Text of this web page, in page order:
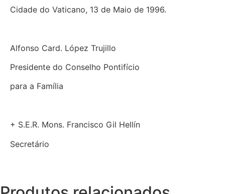
Cidade do Vaticano, 13 de Maio de 1996.
Alfonso Card. López Trujillo
Presidente do Conselho Pontifício
para a Família
+ S.E.R. Mons. Francisco Gil Hellín
Secretário